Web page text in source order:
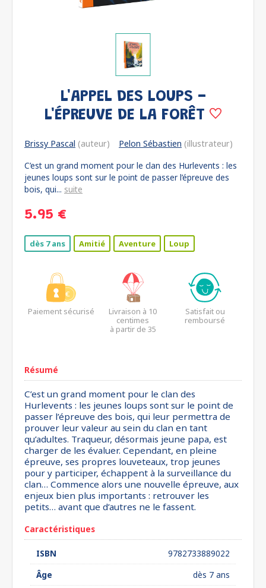
L'APPEL DES LOUPS -
L'ÉPREUVE DE LA FORÊT
Brissy Pascal (auteur) Pelon Sébastien (illustrateur)
C’est un grand moment pour le clan des Hurlevents : les
jeunes loups sont sur le point de passer l’épreuve des
bois, qui... suite
5.95 €
dès 7 ans Amitié Aventure Loup
Paiement sécurisé
Livraison à 10
centimes
à partir de 35
Satisfait ou
remboursé
Résumé
C’est un grand moment pour le clan des
Hurlevents : les jeunes loups sont sur le point de
passer l’épreuve des bois, qui leur permettra de
prouver leur valeur au sein du clan en tant
qu’adultes. Traqueur, désormais jeune papa, est
charger de les évaluer. Cependant, en pleine
épreuve, ses propres louveteaux, trop jeunes
pour y participer, échappent à la surveillance du
clan… Commence alors une nouvelle épreuve, aux
enjeux bien plus importants : retrouver les
petits… avant que d’autres ne le fassent.
Caractéristiques
ISBN
9782733889022
Âge
dès 7 ans